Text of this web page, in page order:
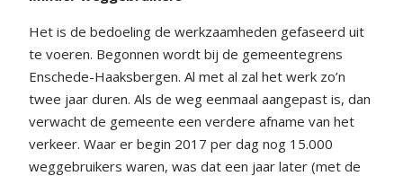
Het is de bedoeling de werkzaamheden gefaseerd uit
te voeren. Begonnen wordt bij de gemeentegrens
Enschede-Haaksbergen. Al met al zal het werk zo’n
twee jaar duren. Als de weg eenmaal aangepast is, dan
verwacht de gemeente een verdere afname van het
verkeer. Waar er begin 2017 per dag nog 15.000
weggebruikers waren, was dat een jaar later (met de